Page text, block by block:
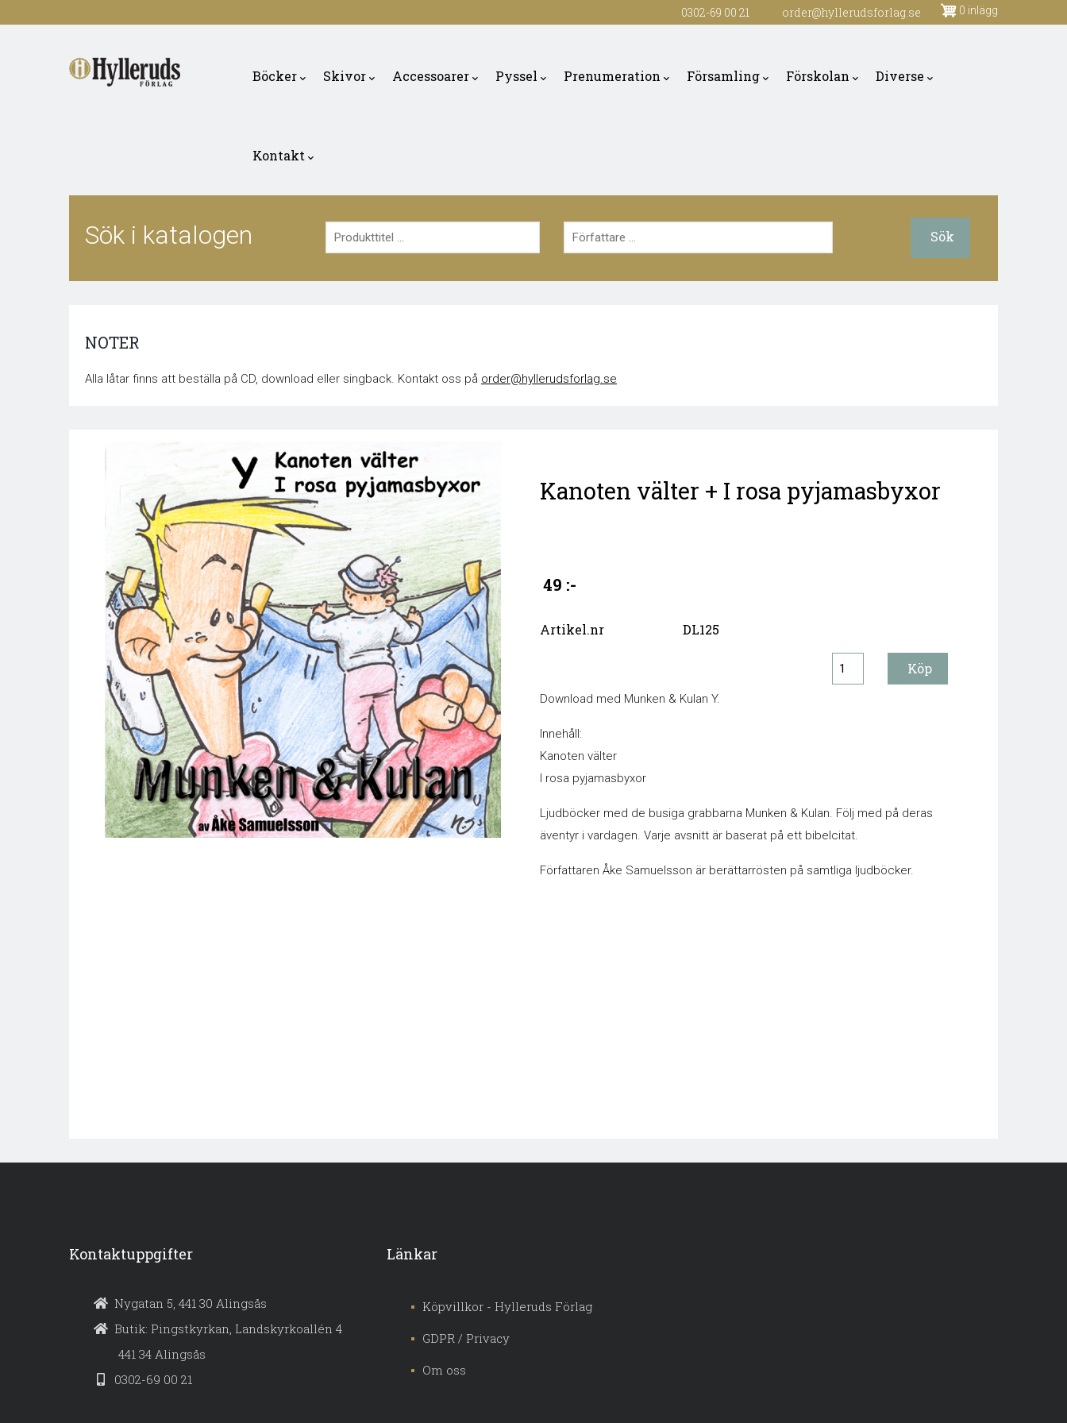
0302-69 00 21 order@hyllerudsforlag.se 0 inlägg
Böcker Skivor Accessoarer Pyssel Prenumeration Församling Förskolan Diverse
Kontakt
Sök i katalogen
NOTER
Alla låtar finns att beställa på CD, download eller singback. Kontakt oss på order@hyllerudsforlag.se
Kanoten välter + I rosa pyjamasbyxor
49 :-
Artikel.nr DL125
Download med Munken & Kulan Y.
Innehåll:
Kanoten välter
I rosa pyjamasbyxor
Ljudböcker med de busiga grabbarna Munken & Kulan. Följ med på deras
äventyr i vardagen. Varje avsnitt är baserat på ett bibelcitat.
Författaren Åke Samuelsson är berättarrösten på samtliga ljudböcker.
Kontaktuppgifter
Nygatan 5, 441 30 Alingsås
Butik: Pingstkyrkan, Landskyrkoallén 4
441 34 Alingsås
0302-69 00 21
Länkar
Köpvillkor - Hylleruds Förlag
GDPR / Privacy
Om oss